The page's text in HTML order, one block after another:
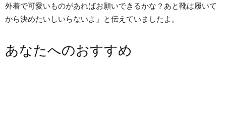
外着で可愛いものがあればお願いできるかな？あと靴は履いて
から決めたいしいらないよ」と伝えていましたよ。
あなたへのおすすめ